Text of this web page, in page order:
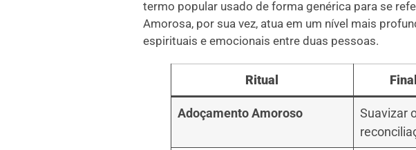
termo popular usado de forma genérica para se
Amorosa, por sua vez, atua em um nível mais
espirituais e emocionais entre duas pessoas.
Ritual
Adoçamento Amoroso
Suavizar